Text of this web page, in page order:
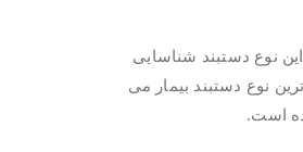
نوع دستبند شناسایی
نوع دستبند بیمار می
است.